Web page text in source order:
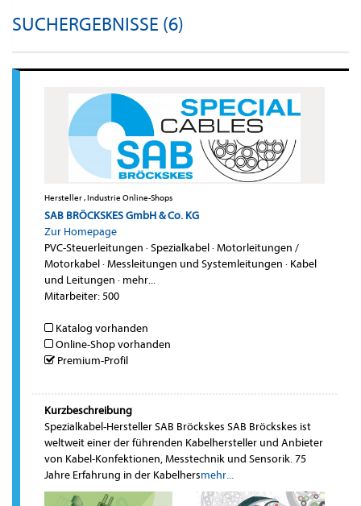
SUCHERGEBNISSE (6)
Hersteller , Industrie Online-Shops
SAB BRÖCKSKES GmbH & Co. KG
Zur Homepage
PVC-Steuerleitungen ·Spezialkabel·Motorleitungen /
Motorkabel·Messleitungen und Systemleitungen · Kabel
und Leitungen · mehr...
Mitarbeiter: 500
Katalog vorhanden
Online-Shop vorhanden
Premium-Profil
Kurzbeschreibung
Spezialkabel-Hersteller SAB Bröckskes SAB Bröckskes ist
weltweit einer der führenden Kabelhersteller und Anbieter
von Kabel-Konfektionen, Messtechnik und Sensorik. 75
Jahre Erfahrung in der Kabelhersmehr...